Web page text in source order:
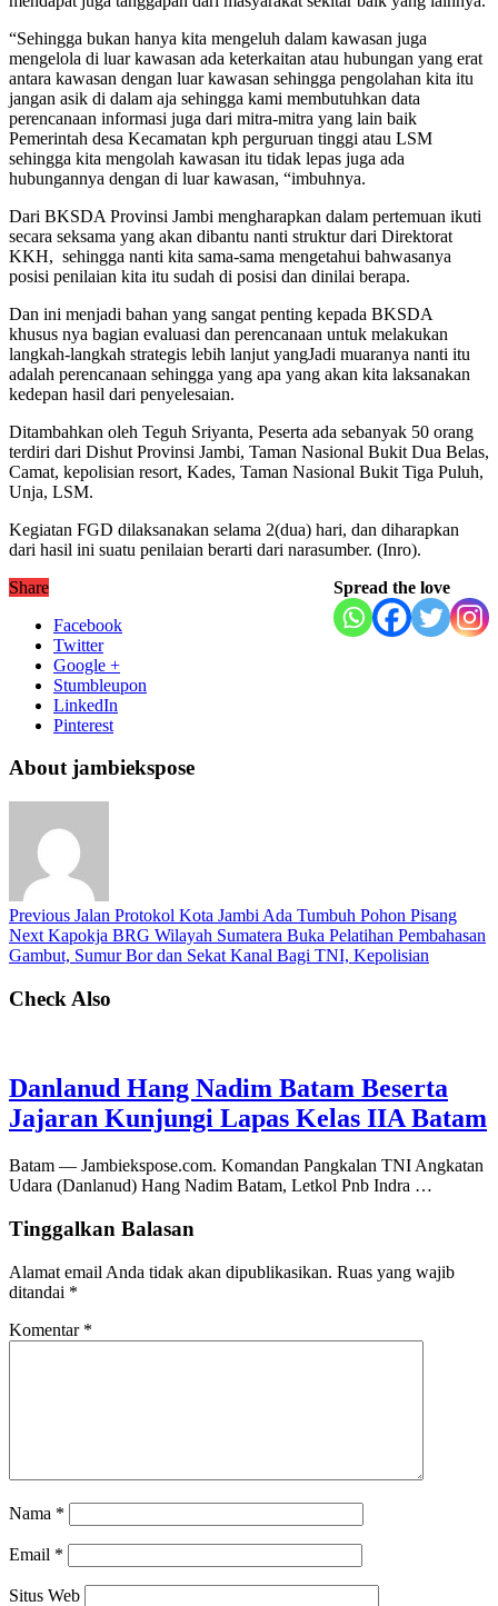
“Sehingga bukan hanya kita mengeluh dalam kawasan juga
mengelola di luar kawasan ada keterkaitan atau hubungan yang erat
antara kawasan dengan luar kawasan sehingga pengolahan kita itu
jangan asik di dalam aja sehingga kami membutuhkan data
perencanaan informasi juga dari mitra-mitra yang lain baik
Pemerintah desa Kecamatan kph perguruan tinggi atau LSM
sehingga kita mengolah kawasan itu tidak lepas juga ada
hubungannya dengan di luar kawasan, “imbuhnya.
Dari BKSDA Provinsi Jambi mengharapkan dalam pertemuan ikuti
secara seksama yang akan dibantu nanti struktur dari Direktorat
KKH, sehingga nanti kita sama-sama mengetahui bahwasanya
posisi penilaian kita itu sudah di posisi dan dinilai berapa.
Dan ini menjadi bahan yang sangat penting kepada BKSDA
khusus nya bagian evaluasi dan perencanaan untuk melakukan
langkah-langkah strategis lebih lanjut yangJadi muaranya nanti itu
adalah perencanaan sehingga yang apa yang akan kita laksanakan
kedepan hasil dari penyelesaian.
Ditambahkan oleh Teguh Sriyanta, Peserta ada sebanyak 50 orang
terdiri dari Dishut Provinsi Jambi, Taman Nasional Bukit Dua Belas,
Camat, kepolisian resort, Kades, Taman Nasional Bukit Tiga Puluh,
Unja, LSM.
Kegiatan FGD dilaksanakan selama 2(dua) hari, dan diharapkan
dari hasil ini suatu penilaian berarti dari narasumber. (Inro).
Spread the love
Share
Facebook
Twitter
Google +
Stumbleupon
LinkedIn
Pinterest
About jambiekspose
Previous Jalan Protokol Kota Jambi Ada Tumbuh Pohon Pisang
Next Kapokja BRG Wilayah Sumatera Buka Pelatihan Pembahasan
Gambut, Sumur Bor dan Sekat Kanal Bagi TNI, Kepolisian
Check Also
Danlanud Hang Nadim Batam Beserta
Jajaran Kunjungi Lapas Kelas IIA Batam
Batam — Jambiekspose.com. Komandan Pangkalan TNI Angkatan
Udara (Danlanud) Hang Nadim Batam, Letkol Pnb Indra …
Tinggalkan Balasan
Alamat email Anda tidak akan dipublikasikan. Ruas yang wajib
ditandai *
Komentar *
Nama *
Email *
Situs Web